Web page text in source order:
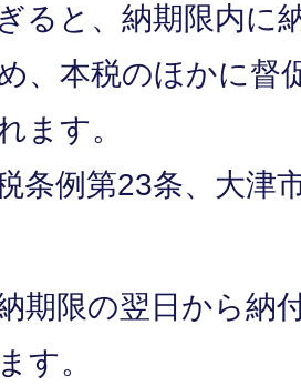
ると、納期限内に
、本税のほかに督
ます。
条例第23条、大津
期限の翌日から納
す。